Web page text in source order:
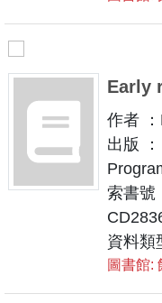
Early
作者
出版
索書號
資料類
圖書館: